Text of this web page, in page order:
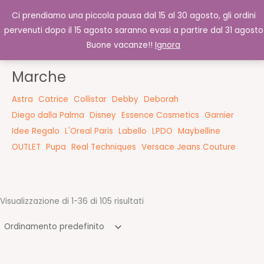
Ci prendiamo una piccola pausa dal 15 al 30 agosto, gli ordini
pervenuti dopo il 15 agosto saranno evasi a partire dal 31 agosto
Buone vacanze!! Ignora
contenuto
Cofanetti e idee regalo
Marche
Astra Catrice Collistar Debby Deborah
Diego dalla Palma Disney Essence Cosmetics Garnier
Idee Regalo L'Oreal Paris Labello LPDO Maybelline
OUTLET Pupa Real Techniques Versace Jeans Couture
Visualizzazione di 1-36 di 105 risultati